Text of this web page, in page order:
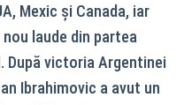
Mexic și Canada, iar
laude din partea
După victoria Argentinei
Ibrahimovic a avut un